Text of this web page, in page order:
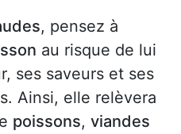
, pensez à
au risque de lui
ses saveurs et ses
Ainsi, elle relèvera
poissons, viandes